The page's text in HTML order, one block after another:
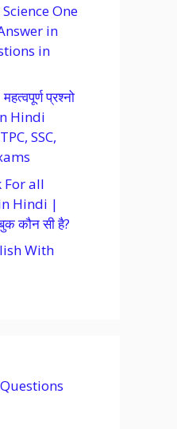
One
in
in
प्रश्नो
Hindi
SSC,
For all
Hindi |
कौन सी है?
With